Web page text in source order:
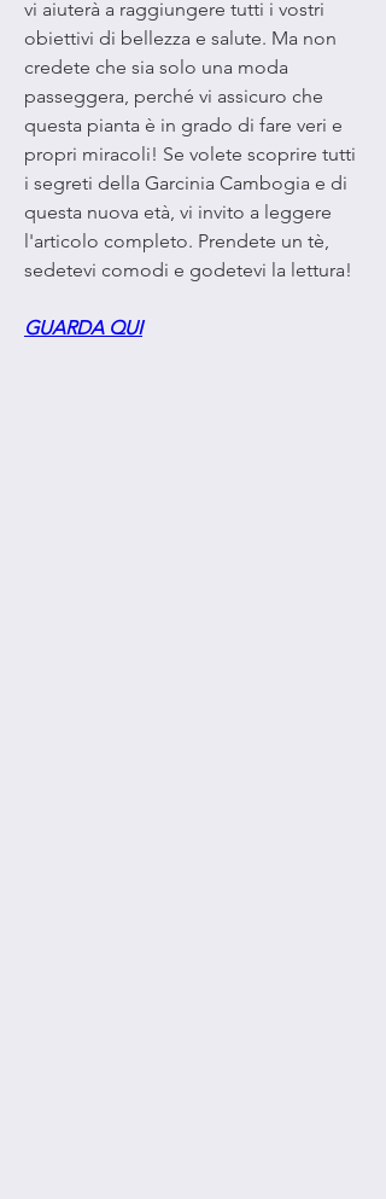
vi aiuterà a raggiungere tutti i vostri
obiettivi di bellezza e salute. Ma non
credete che sia solo una moda
passeggera, perché vi assicuro che
questa pianta è in grado di fare veri e
propri miracoli! Se volete scoprire tutti
i segreti della Garcinia Cambogia e di
questa nuova età, vi invito a leggere
l'articolo completo. Prendete un tè,
sedetevi comodi e godetevi la lettura!
GUARDA QUI